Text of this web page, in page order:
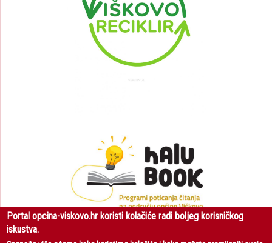
Portal opcina-viskovo.hr koristi kolačiće radi boljeg korisničkog
iskustva.